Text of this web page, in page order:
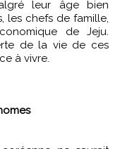
leur âge bien
les chefs de famille,
de Jeju.
de la vie de ces
à vivre.